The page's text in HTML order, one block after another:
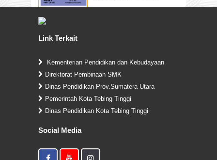
Link Terkait
Kementerian Pendidikan dan Kebudayaan
Direktorat Pembinaan SMK
Dinas Pendidikan Prov.Sumatera Utara
Pemerintah Kota Tebing Tinggi
Dinas Pendidikan Kota Tebing Tinggi
Social Media